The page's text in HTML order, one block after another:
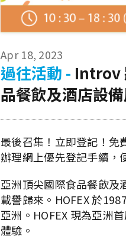
Apr 18, 2023
過往活動 - Introv
品餐飲及酒店設
最後召集！立即登記！免
辦理網上優先登記手續，
亞洲頂尖國際食品餐飲及
載譽歸來。HOFEX 於
亞洲。HOFEX 現為亞洲
體驗。